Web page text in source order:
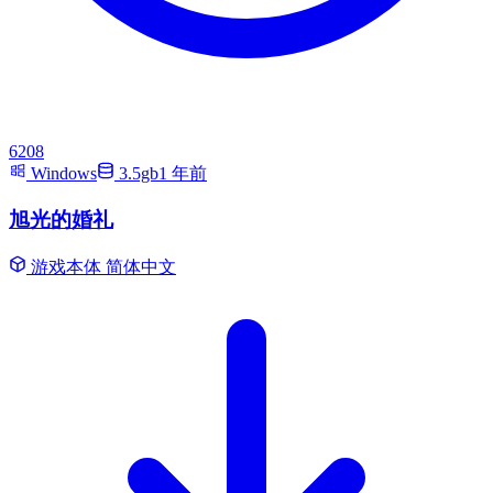
6208
Windows
3.5gb1 年前
旭光的婚礼
游戏本体 简体中文